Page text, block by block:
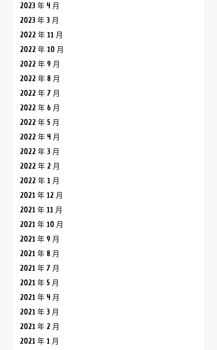
2023 年 4 月
2023 年 3 月
2022 年 11 月
2022 年 10 月
2022 年 9 月
2022 年 8 月
2022 年 7 月
2022 年 6 月
2022 年 5 月
2022 年 4 月
2022 年 3 月
2022 年 2 月
2022 年 1 月
2021 年 12 月
2021 年 11 月
2021 年 10 月
2021 年 9 月
2021 年 8 月
2021 年 7 月
2021 年 5 月
2021 年 4 月
2021 年 3 月
2021 年 2 月
2021 年 1 月